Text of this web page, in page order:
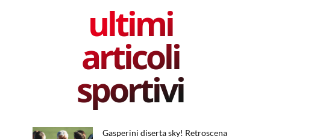
ultimi
articoli
sportivi
Gasperini diserta sky! Retroscena